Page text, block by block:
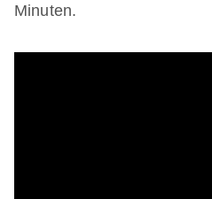
Minuten.